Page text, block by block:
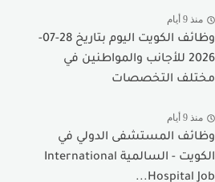
منذ 9 أيام
وظائف الكويت اليوم بتاريخ 28-07-
2026 للأجانب والمواطنين في
مختلف التخصصات
منذ 9 أيام
وظائف المستشفى الدولي في
الكويت - السالمية International
Hospital Job...